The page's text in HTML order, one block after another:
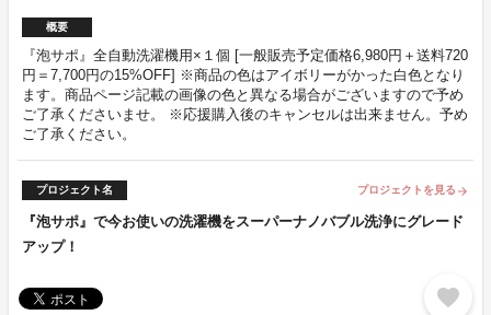
概要
『泡サポ』全自動洗濯機用×１個 [一般販売予定価格6,980円＋送料720
円＝7,700円の15%OFF] ※商品の色はアイボリーがかった白色となり
ます。商品ページ記載の画像の色と異なる場合がございますので予め
ご了承くださいませ。 ※応援購入後のキャンセルは出来ません。予め
ご了承ください。
プロジェクト名 プロジェクトを見る arrow_forward
『泡サポ』で今お使いの洗濯機をスーパーナノバブル洗浄にグレード
アップ！
favorite